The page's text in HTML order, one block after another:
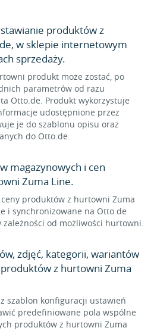
produktów z
w sklepie internetowym
sprzedaży.
produkt może zostać, po
parametrów od razu
Otto.de. Produkt wykorzystuje
udostępnione przez
je do szablonu opisu oraz
do Otto.de.
magazynowych i cen
Zuma Line.
produktów z hurtowni Zuma
i synchronizowane na Otto.de
zależności od możliwości hurtowni.
zdjęć, kategorii, wariantów
z hurtowni Zuma
szablon konfiguracji ustawień
predefiniowane pola wspólne
produktów z hurtowni Zuma